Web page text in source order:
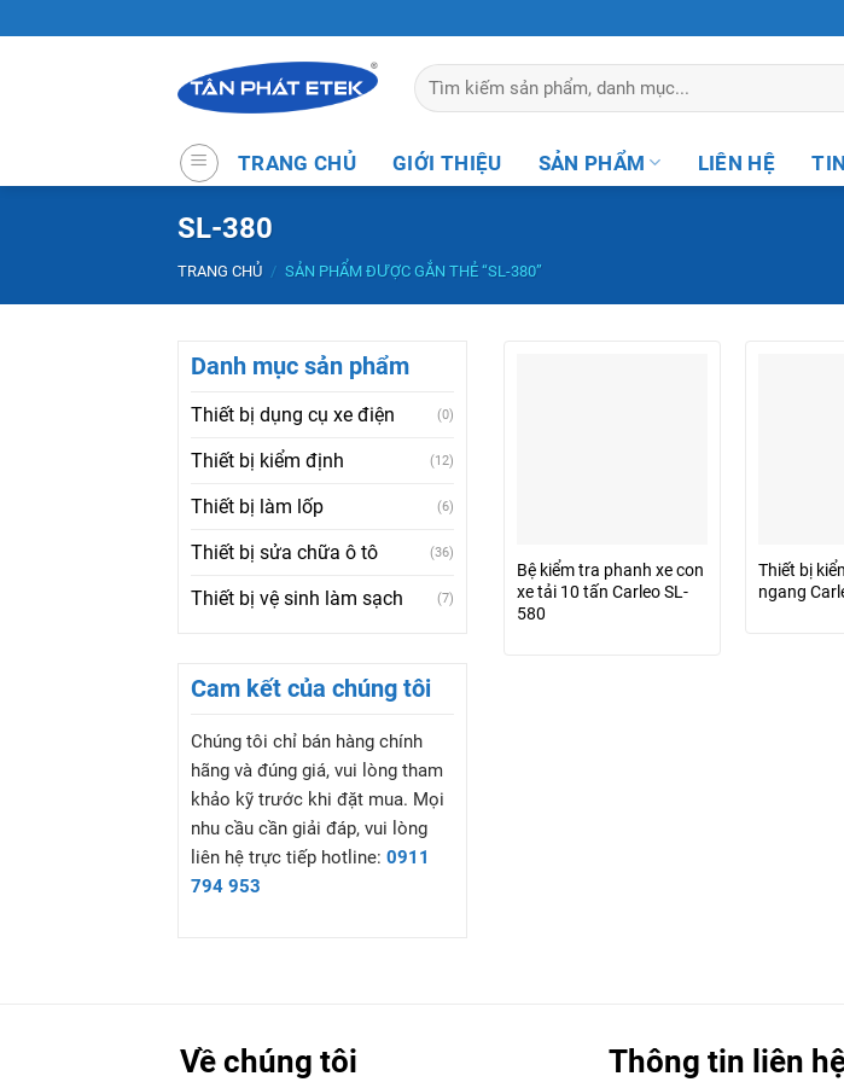
to
Tìm
kiếm:
TRANG CHỦ GIỚI THIỆU SẢN PHẨM LIÊN HỆ
SL-380
TRANG CHỦ / SẢN PHẨM ĐƯỢC GẮN THẺ “SL-380”
Danh mục sản phẩm
Thiết bị dụng cụ xe điện (0)
Thiết bị kiểm định (12)
Thiết bị làm lốp (6)
Thiết bị sửa chữa ô tô (36)
Thiết bị vệ sinh làm sạch (7)
Cam kết của chúng tôi
Chúng tôi chỉ bán hàng chính
hãng và đúng giá, vui lòng tham
khảo kỹ trước khi đặt mua. Mọi
nhu cầu cần giải đáp, vui lòng
liên hệ trực tiếp hotline: 0911
794 953
Bệ kiểm tra phanh xe con
xe tải 10 tấn Carleo SL-
580
Thiết bị
ngang
Về chúng tôi Thông tin liên